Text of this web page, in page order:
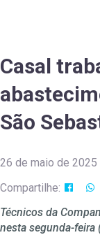
Casal
São
26 de maio de 2025
Compartilhe:
Técnicos da
nesta segunda-feira